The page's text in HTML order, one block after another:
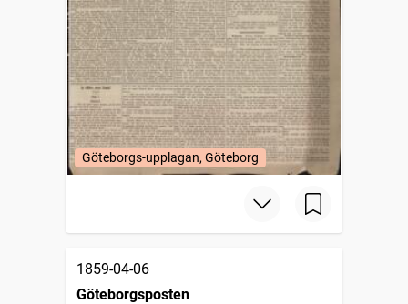
Göteborgs-upplagan, Göteborg
1859-04-06
Göteborgsposten